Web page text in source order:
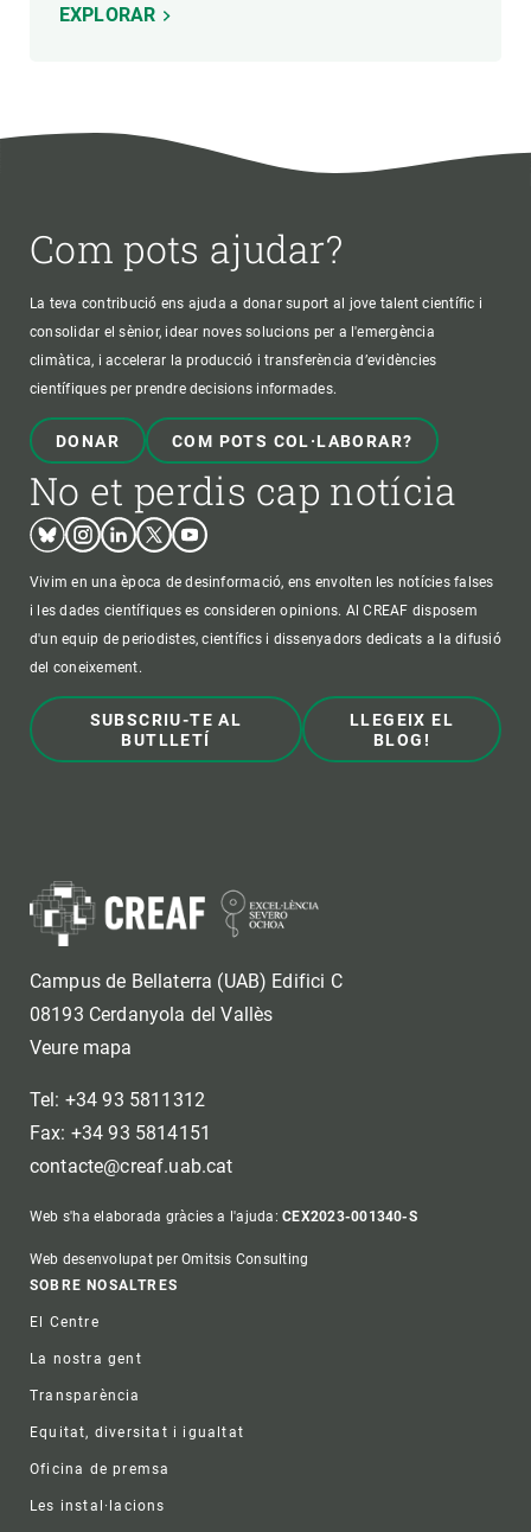
EXPLORAR
Com pots ajudar?
La teva contribució ens ajuda a donar suport al jove talent científic i
consolidar el sènior, idear noves solucions per a l'emergència
climàtica, i accelerar la producció i transferència d’evidències
científiques per prendre decisions informades.
DONAR COM POTS COL·LABORAR?
No et perdis cap notícia
BlueskyInstagram
LinkedinTwitterYoutube
Vivim en una època de desinformació, ens envolten les notícies falses
i les dades científiques es consideren opinions. Al CREAF disposem
d'un equip de periodistes, científics i dissenyadors dedicats a la difusió
del coneixement.
SUBSCRIU-TE AL
BUTLLETÍ
LLEGEIX EL
BLOG!
Campus de Bellaterra (UAB) Edifici C
08193 Cerdanyola del Vallès
Veure mapa
Tel: +34 93 5811312
Fax: +34 93 5814151
contacte@creaf.uab.cat
Web s'ha elaborada gràcies a l'ajuda:CEX2023-001340-S
Web desenvolupat per Omitsis Consulting
Footer
SOBRE NOSALTRES
El Centre
La nostra gent
Transparència
Equitat, diversitat i igualtat
Oficina de premsa
Les instal·lacions